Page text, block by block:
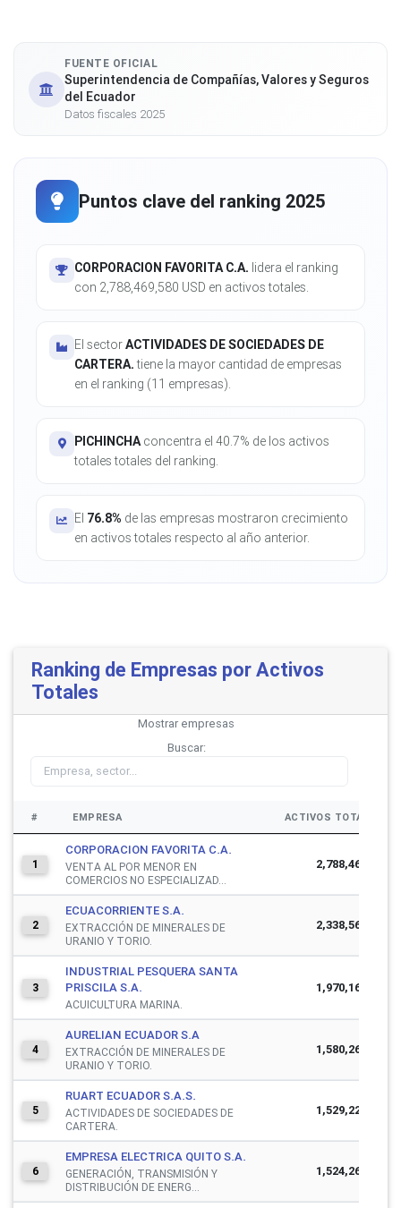
FUENTE OFICIAL
Superintendencia de Compañías, Valores y Seguros
del Ecuador
Datos fiscales 2025
Puntos clave del ranking 2025
CORPORACION FAVORITA C.A. lidera el ranking
con 2,788,469,580 USD en activos totales.
El sectorACTIVIDADES DE SOCIEDADES DE
CARTERA.tiene la mayor cantidad de empresas
en el ranking (11 empresas).
PICHINCHAconcentra el 40.7% de los activos
totales totales del ranking.
El 76.8% de las empresas mostraron crecimiento
en activos totales respecto al año anterior.
Ranking de Empresas por Activos
Totales
Mostrar empresas
Buscar:
# EMPRESA ACTIVOS TOTALES
1
CORPORACION FAVORITA C.A.
VENTA AL POR MENOR EN
COMERCIOS NO ESPECIALIZAD...
2,788,469,580
2
ECUACORRIENTE S.A.
EXTRACCIÓN DE MINERALES DE
URANIO Y TORIO.
2,338,560,583
3
INDUSTRIAL PESQUERA SANTA
PRISCILA S.A.
ACUICULTURA MARINA.
1,970,163,275
4
AURELIAN ECUADOR S.A
EXTRACCIÓN DE MINERALES DE
URANIO Y TORIO.
1,580,268,251
5
RUART ECUADOR S.A.S.
ACTIVIDADES DE SOCIEDADES DE
CARTERA.
1,529,226,370
6
EMPRESA ELECTRICA QUITO S.A.
GENERACIÓN, TRANSMISIÓN Y
DISTRIBUCIÓN DE ENERG...
1,524,263,697